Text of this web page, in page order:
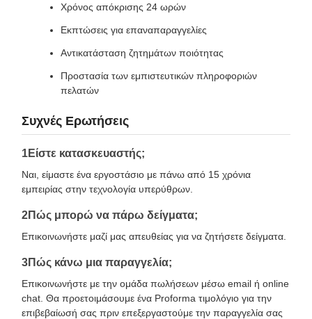
Χρόνος απόκρισης 24 ωρών
Εκπτώσεις για επαναπαραγγελίες
Αντικατάσταση ζητημάτων ποιότητας
Προστασία των εμπιστευτικών πληροφοριών
πελατών
Συχνές Ερωτήσεις
1Είστε κατασκευαστής;
Ναι, είμαστε ένα εργοστάσιο με πάνω από 15 χρόνια
εμπειρίας στην τεχνολογία υπερύθρων.
2Πώς μπορώ να πάρω δείγματα;
Επικοινωνήστε μαζί μας απευθείας για να ζητήσετε δείγματα.
3Πώς κάνω μια παραγγελία;
Επικοινωνήστε με την ομάδα πωλήσεων μέσω email ή online
chat. Θα προετοιμάσουμε ένα Proforma τιμολόγιο για την
επιβεβαίωσή σας πριν επεξεργαστούμε την παραγγελία σας